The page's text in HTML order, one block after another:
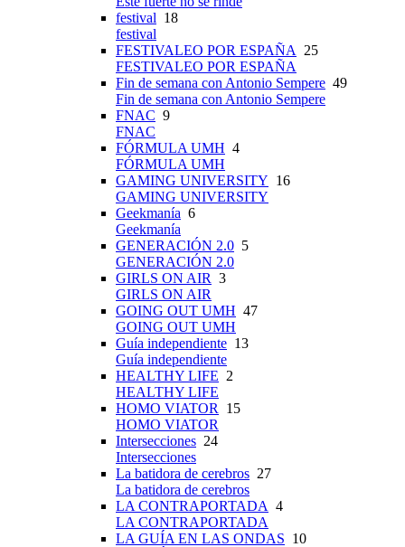
festival 18
festival
FESTIVALEO POR ESPAÑA
25
FESTIVALEO POR ESPAÑA
Fin de semana con Antonio Sempere 49
Fin de semana con Antonio Sempere
FNAC 9
FNAC
FÓRMULA UMH 4
FÓRMULA UMH
GAMING UNIVERSITY 16
GAMING UNIVERSITY
Geekmanía 6
Geekmanía
GENERACIÓN 2.0 5
GENERACIÓN 2.0
GIRLS ON AIR 3
GIRLS ON AIR
GOING OUT UMH 47
GOING OUT UMH
Guía independiente 13
Guía independiente
HEALTHY LIFE 2
HEALTHY LIFE
HOMO VIATOR
15
HOMO VIATOR
Intersecciones 24
Intersecciones
La batidora de cerebros 27
La batidora de cerebros
LA CONTRAPORTADA 4
LA CONTRAPORTADA
LA GUÍA EN LAS ONDAS 10